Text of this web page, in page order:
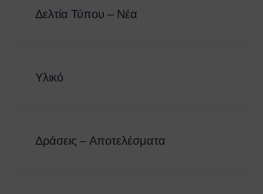
Δελτία Τύπου – Νέα
Υλικό
Δράσεις – Αποτελέσματα